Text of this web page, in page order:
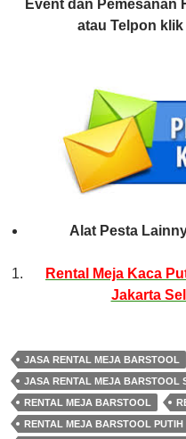
Event dan Pemesanan
atau Telpon
Alat Pesta
Rental Meja Kaca
Jakarta
JASA RENTAL MEJA BARSTOOL
JASA RENTAL MEJA BARSTOOL
RENTAL MEJA BARSTOOL
RENTAL MEJA BARSTOOL PUTIH